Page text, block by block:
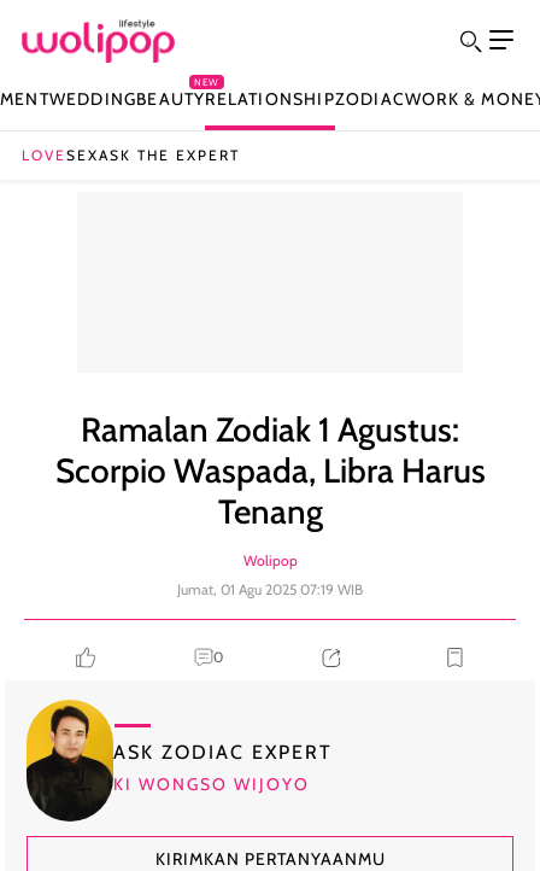
WEDDINGBEAUTY
NEW
RELATIONSHIPZODIACWORK &
LOVESEXASK THE EXPERT
Ramalan Zodiak 1 Agustus:
Scorpio Waspada, Libra Harus
Tenang
Wolipop
Jumat, 01 Agu 2025 07:19 WIB
0
ASK ZODIAC EXPERT
KI WONGSO WIJOYO
KIRIMKAN PERTANYAANMU